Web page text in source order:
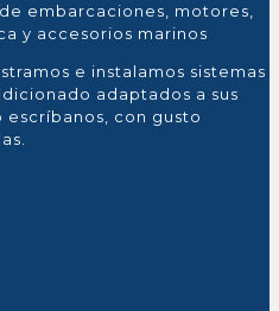
embarcaciones, motores,
y accesorios marinos
e instalamos sistemas
adaptados a sus
con gusto